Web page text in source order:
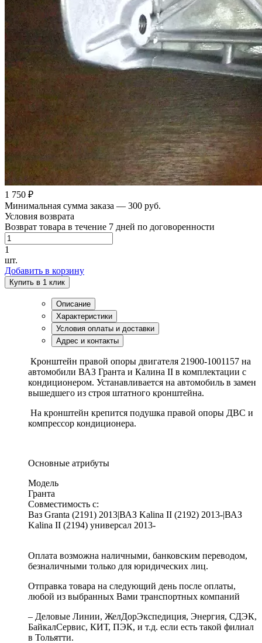
1 750 ₽
Минимальная сумма заказа — 300 руб.
Условия возврата
Возврат товара в течение 7 дней по договоренности
1
шт.
Добавить в корзину
Купить в 1 клик
Описание
Характеристики
Условия оплаты и доставки
Адрес и контакты
Кронштейн правой опоры двигателя 21900-1001157 на
автомобили ВАЗ Гранта и Калина II в комплектации с
кондиционером. Устанавливается на автомобиль в замен
вышедшего из строя штатного кронштейна.
На кронштейн крепится подушка правой опоры ДВС и
компрессор кондиционера.
Основные атрибуты
Модель
Гранта
Совместимость с:
Ваз Granta (2191) 2013|ВАЗ Kalina II (2192) 2013-|ВАЗ
Kalina II (2194) универсал 2013-
Оплата возможна наличными, банковским переводом,
безналичными только для юридических лиц.
Отправка товара на следующий день после оплаты,
любой из выбранных Вами транспортных компаний
– Деловые Линии, ЖелДорЭкспедиция, Энергия, СДЭК,
БайкалСервис, КИТ, ПЭК, и т.д. если есть такой филиал
в Тольятти.